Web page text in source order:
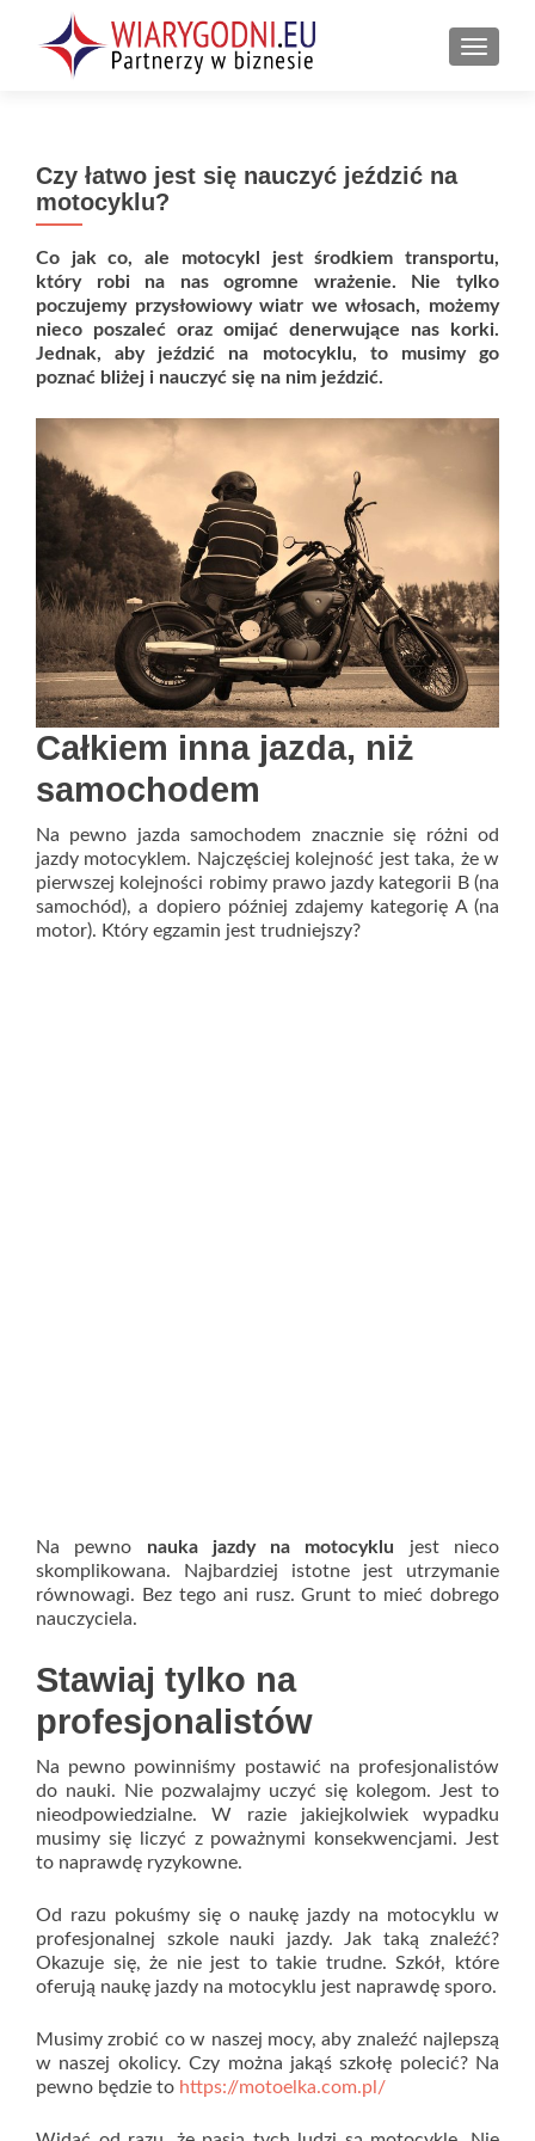
Czy łatwo jest się nauczyć jeździć na
motocyklu?
Co jak co, ale motocykl jest środkiem transportu,
który robi na nas ogromne wrażenie. Nie tylko
poczujemy przysłowiowy wiatr we włosach, możemy
nieco poszaleć oraz omijać denerwujące nas korki.
Jednak, aby jeździć na motocyklu, to musimy go
poznać bliżej i nauczyć się na nim jeździć.
Całkiem inna jazda, niż
samochodem
Na pewno jazda samochodem znacznie się różni od
jazdy motocyklem. Najczęściej kolejność jest taka, że w
pierwszej kolejności robimy prawo jazdy kategorii B (na
samochód), a dopiero później zdajemy kategorię A (na
motor). Który egzamin jest trudniejszy?
Na pewno nauka jazdy na motocyklu jest nieco
skomplikowana. Najbardziej istotne jest utrzymanie
równowagi. Bez tego ani rusz. Grunt to mieć dobrego
nauczyciela.
Stawiaj tylko na
profesjonalistów
Na pewno powinniśmy postawić na profesjonalistów
do nauki. Nie pozwalajmy uczyć się kolegom. Jest to
nieodpowiedzialne. W razie jakiejkolwiek wypadku
musimy się liczyć z poważnymi konsekwencjami. Jest
to naprawdę ryzykowne.
Od razu pokuśmy się o naukę jazdy na motocyklu w
profesjonalnej szkole nauki jazdy. Jak taką znaleźć?
Okazuje się, że nie jest to takie trudne. Szkół, które
oferują naukę jazdy na motocyklu jest naprawdę sporo.
Musimy zrobić co w naszej mocy, aby znaleźć najlepszą
w naszej okolicy. Czy można jakąś szkołę polecić? Na
pewno będzie to https://motoelka.com.pl/